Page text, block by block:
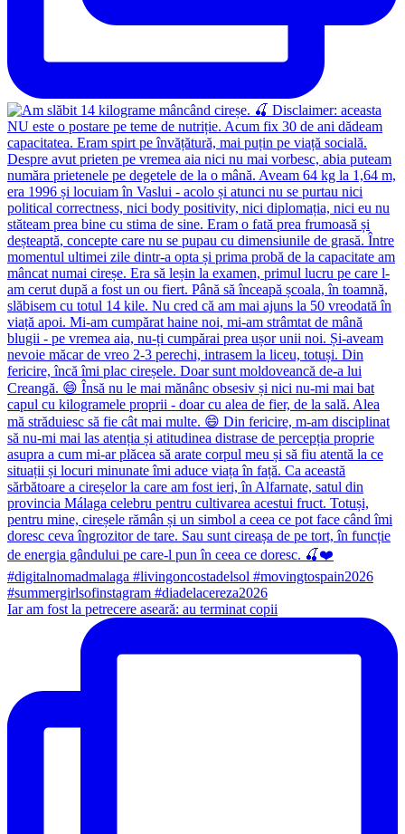
Iar am fost la petrecere aseară: au terminat copii